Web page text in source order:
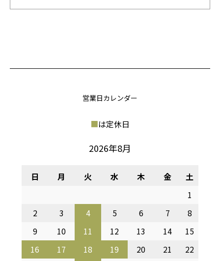
営業日カレンダー
■は定休日
2026年8月
日 月 火 水 木 金
土
1
2
3 4 5 6 7
8
9
10 11 12 13 14
15
16
17 18 19 20 21
22